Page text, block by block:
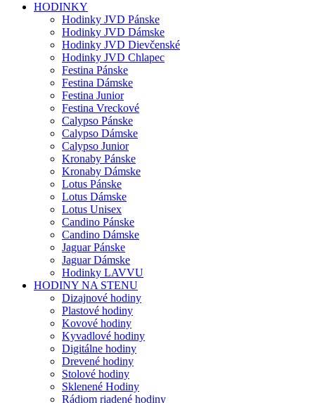
HODINKY
Hodinky JVD Pánske
Hodinky JVD Dámske
Hodinky JVD Dievčenské
Hodinky JVD Chlapec
Festina Pánske
Festina Dámske
Festina Junior
Festina Vreckové
Calypso Pánske
Calypso Dámske
Calypso Junior
Kronaby Pánske
Kronaby Dámske
Lotus Pánske
Lotus Dámske
Lotus Unisex
Candino Pánske
Candino Dámske
Jaguar Pánske
Jaguar Dámske
Hodinky LAVVU
HODINY NA STENU
Dizajnové hodiny
Plastové hodiny
Kovové hodiny
Kyvadlové hodiny
Digitálne hodiny
Drevené hodiny
Stolové hodiny
Sklenené Hodiny
Rádiom riadené hodiny